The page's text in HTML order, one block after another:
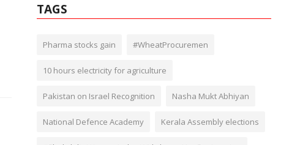
TAGS
Pharma stocks gain #WheatProcuremen
10 hours electricity for agriculture
Pakistan on Israel Recognition Nasha Mukt Abhiyan
National Defence Academy Kerala Assembly elections